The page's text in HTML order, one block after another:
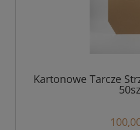
Kartonowe Tarcze